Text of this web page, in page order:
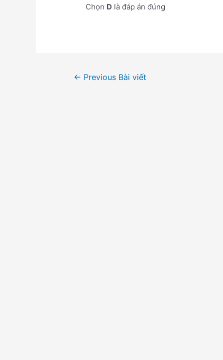
Chọn D là đáp án đúng
Điều← Previous Bài viết